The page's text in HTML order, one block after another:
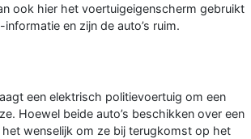
ook hier het voertuigeigenscherm gebruikt
en zijn de auto’s ruim.
een elektrisch politievoertuig om een
Hoewel beide auto’s beschikken over een
het wenselijk om ze bij terugkomst op het